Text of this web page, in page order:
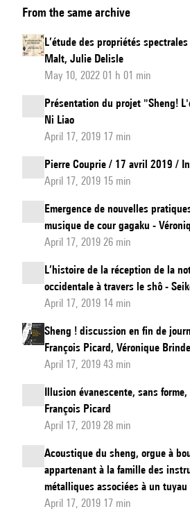
de
la
revue
Circuit
-
musique
contemporaine,
From the same archive
L’étude des propriétés
Malt, Julie Delisle
May 10, 2022 01 h 01 min
Présentation du projet "Sheng!
Ni Liao
April 17, 2019 17 min
Pierre Couprie / 17 avril 2019 /
April 17, 2019 15 min
Emergence de nouvelles
musique de cour gagaku -
April 17, 2019 26 min
L’histoire de la réception de la
occidentale à travers le shô -
April 17, 2019 14 min
Sheng ! discussion en fin de
François Picard, Véronique
April 17, 2019 43 min
Illusion évanescente, sans
François Picard
April 17, 2019 28 min
Acoustique du sheng, orgue à
appartenant à la famille des
métalliques associées à un tuyau
April 17, 2019 17 min